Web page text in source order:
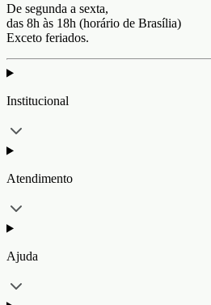
De segunda a sexta,
das 8h às 18h (horário de Brasília)
Exceto feriados.
Institucional
Atendimento
Ajuda